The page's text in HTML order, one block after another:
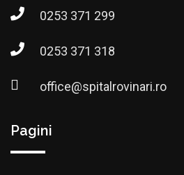
0253 371 299
0253 371 318
office@spitalrovinari.ro
Pagini